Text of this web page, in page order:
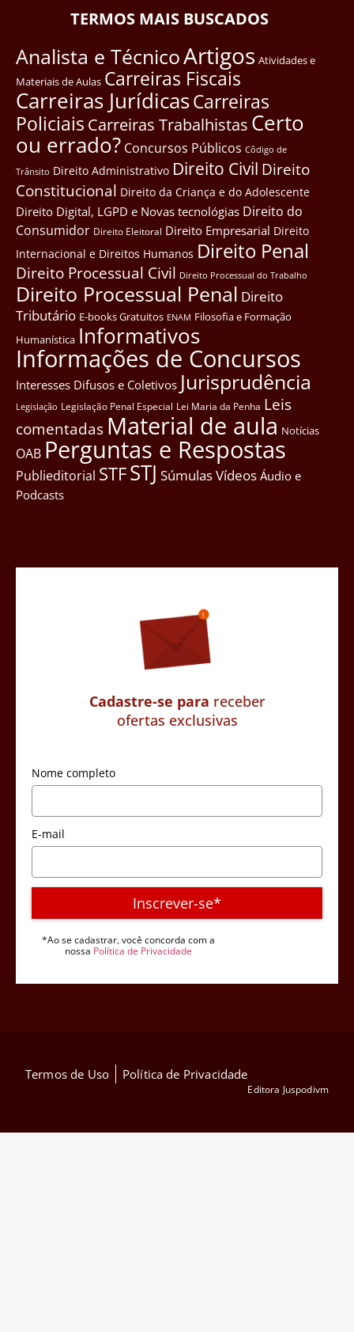
TERMOS MAIS BUSCADOS
Analista e TécnicoArtigos Atividades e
Materiais de Aulas Carreiras Fiscais
Carreiras JurídicasCarreiras
Policiais Carreiras Trabalhistas Certo
ou errado? Concursos Públicos Côdigo de
Trânsito Direito Administrativo Direito Civil Direito
Constitucional Direito da Criança e do Adolescente
Direito Digital, LGPD e Novas tecnológias Direito do
Consumidor Direito Eleitoral Direito Empresarial Direito
Internacional e Direitos Humanos Direito Penal
Direito Processual Civil Direito Processual do Trabalho
Direito Processual Penal Direito
Tributário E-books Gratuitos ENAM Filosofia e Formação
Humanística Informativos
Informações de Concursos
Interesses Difusos e Coletivos Jurisprudência
Legislação Legislação Penal Especial Lei Maria da Penha Leis
comentadas Material de aula Notícias
OAB Perguntas e Respostas
Publieditorial STFSTJ SúmulasVídeos Áudio e
Podcasts
Cadastre-se para receber
ofertas exclusivas
Nome completo
E-mail
Inscrever-se*
*Ao se cadastrar, você concorda com a
nossa Política de Privacidade
Termos de Uso Política de Privacidade
Editora Juspodivm